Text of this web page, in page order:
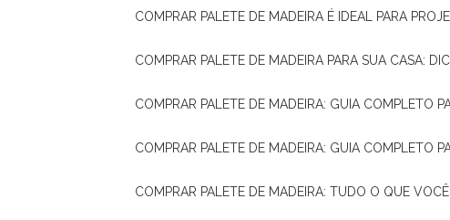
COMPRAR PALETE DE MADEIRA É IDEAL PARA
COMPRAR PALETE DE MADEIRA PARA SUA CASA:
COMPRAR PALETE DE MADEIRA: GUIA COMPLETO
COMPRAR PALETE DE MADEIRA: GUIA COMPLETO
COMPRAR PALETE DE MADEIRA: TUDO O QUE